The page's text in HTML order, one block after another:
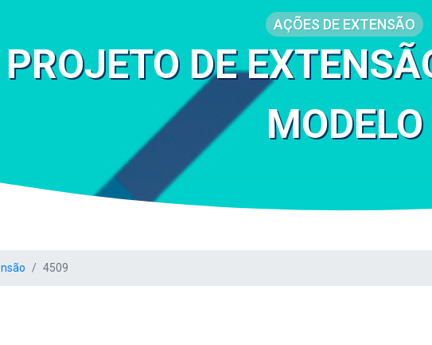
AÇÕES DE EXTENSÃO
PROJETO DE
MODELO
4509